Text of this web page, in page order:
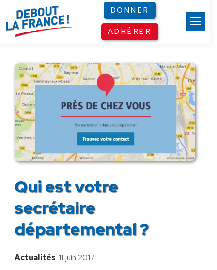
DONNER
ADHÉRER
Qui est votre
secrétaire
départemental ?
Actualités 11 juin 2017
Panneau de gestion des cookies